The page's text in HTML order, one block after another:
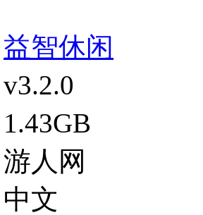
益智休闲
人网
文